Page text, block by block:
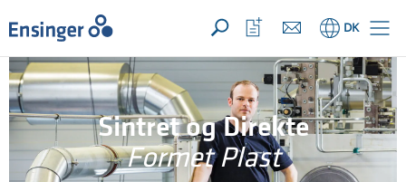
Din forespørgsel ({{productCount}} ProdukterÅbn
Hjem DK
Åbn
favoritliste
Sintret og Direkte
Formet Plast